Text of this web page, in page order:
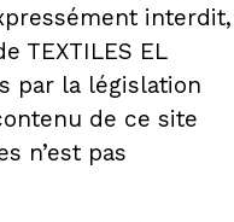
interdit,
TEXTILES EL
par la législation
de ce site
n’est pas